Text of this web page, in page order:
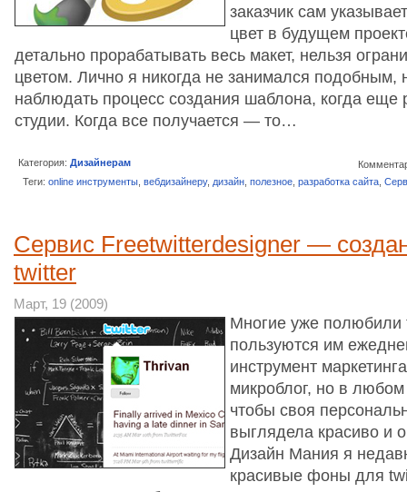
заказчик сам
цвет в будущем
детально прорабатывать весь макет, нельзя
цветом. Лично я никогда не занимался подобным,
наблюдать процесс создания шаблона, когда еще
студии. Когда все получается — то…
Категория: Дизайнерам
Теги: online инструменты вебдизайнеру, дизайн полезное разработка сайта
Сервис Freetwitterdesigner —
twitter
Март, 19 (2009)
Многие уже полюбили
пользуются им
инструмент
микроблог, но в любом
чтобы своя
выглядела красиво и
Дизайн Мания я
красивые фоны для